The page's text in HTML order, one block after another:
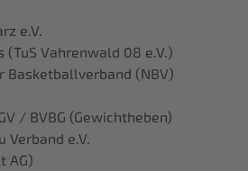
e.V.
(TuS Vahrenwald 08 e.V.)
Basketballverband (NBV)
/ BVBG (Gewichtheben)
Verband e.V.
AG)